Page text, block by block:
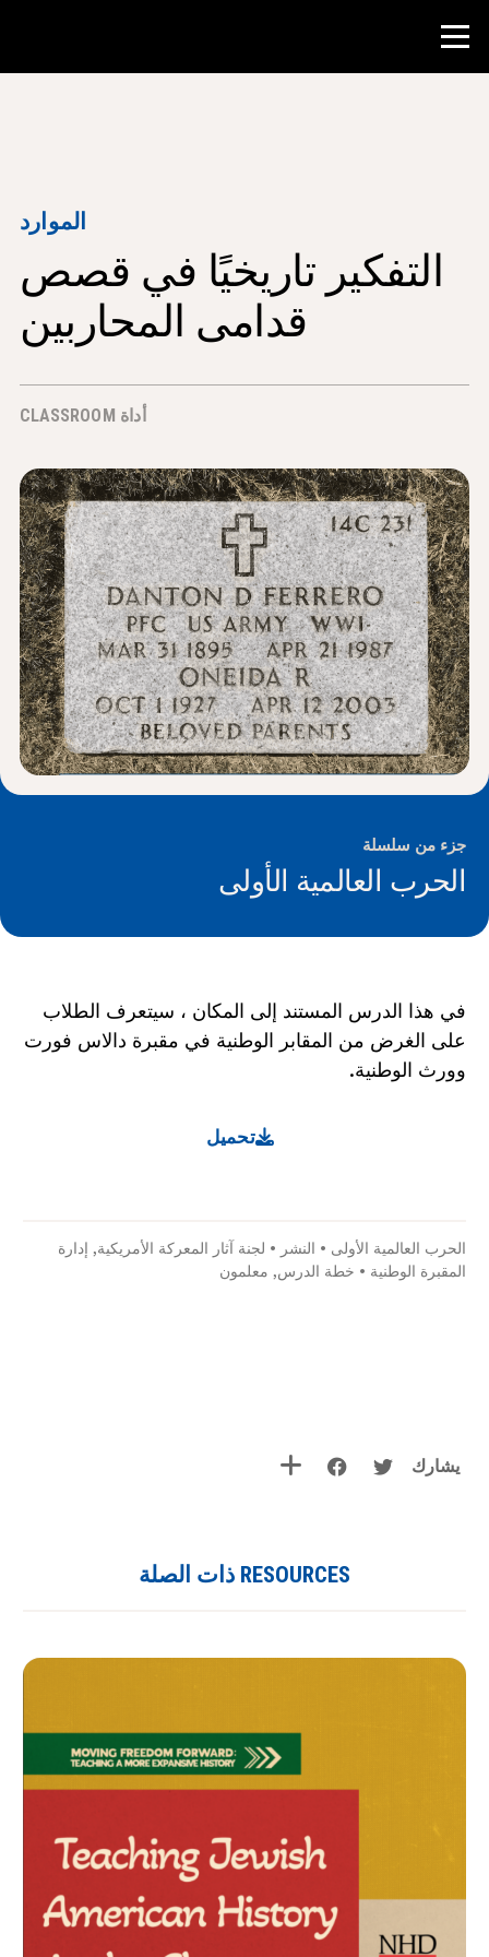
أدوات الفصل الدراسي
تدريس مهارات البحث
الأخبار و الأحداث
حول NHD ®
شارك
الموارد
التفكير تاريخيًا في قصص
قدامى المحاربين
أداة CLASSROOM
جزء من سلسلة
الحرب العالمية الأولى
في هذا الدرس المستند إلى المكان ، سيتعرف الطلاب
على الغرض من المقابر الوطنية في مقبرة دالاس فورت
وورث الوطنية.
تحميل
الحرب العالمية الأولى • النشر • لجنة آثار المعركة الأمريكية, إدارة
المقبرة الوطنية • خطة الدرس, معلمون
يشارك
RESOURCES ذات الصلة